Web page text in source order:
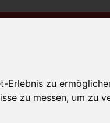
zu
zu messen, um zu